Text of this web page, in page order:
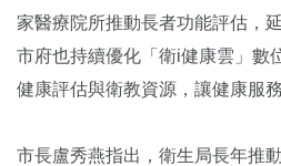
家醫療院所推動長者功能評估，
市府也持續優化「衛i健康雲」數
健康評估與衛教資源，讓健康服
市長盧秀燕指出，衛生局長年推